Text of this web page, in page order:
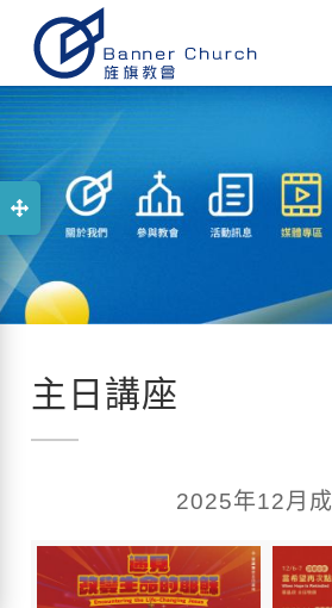
主日講座
2025年12月